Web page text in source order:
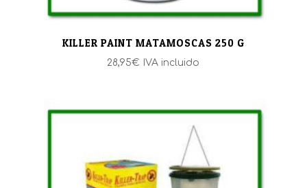
KILLER PAINT MATAMOSCAS 250 G
28,95€ IVA incluido